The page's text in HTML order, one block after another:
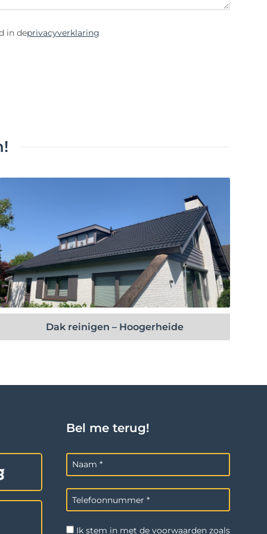
in deprivacyverklaring
Bekijk project
Dak reinigen – Hoogerheide
Bel me terug!
Ik stem in met de voorwaarden zoals